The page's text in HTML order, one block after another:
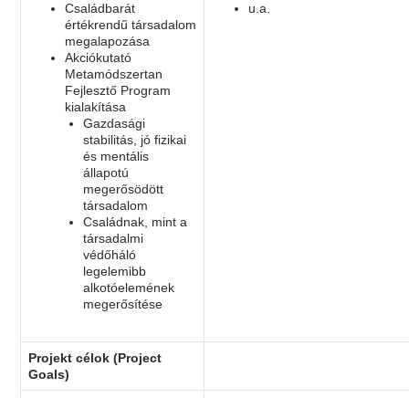
Családbarát
értékrendű társadalom
megalapozása
Akciókutató
Metamódszertan
Fejlesztő Program
kialakítása
Gazdasági
stabilitás, jó fizikai
és mentális
állapotú
megerősödött
társadalom
Családnak, mint a
társadalmi
védőháló
legelemibb
alkotóelemének
megerősítése
u.a.
Projekt célok (Project
Goals)